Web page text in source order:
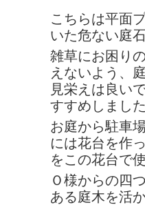
こちらは平面
いた危ない庭
雑草にお困り
えないよう、
見栄えは良い
すすめしまし
お庭から駐車
には花台を作
をこの花台で
Ｏ様からの四
ある庭木を活